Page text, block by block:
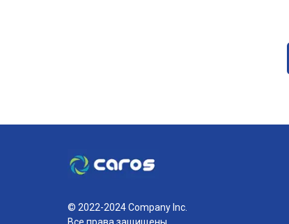
© 2022-2024 Company Inc.
Все права защищены